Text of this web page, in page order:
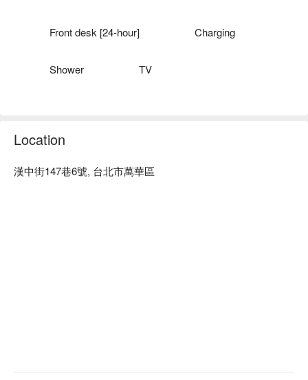
Front desk [24-hour] Charging
Shower TV
Location
漢中街147巷6號, 台北市萬華區